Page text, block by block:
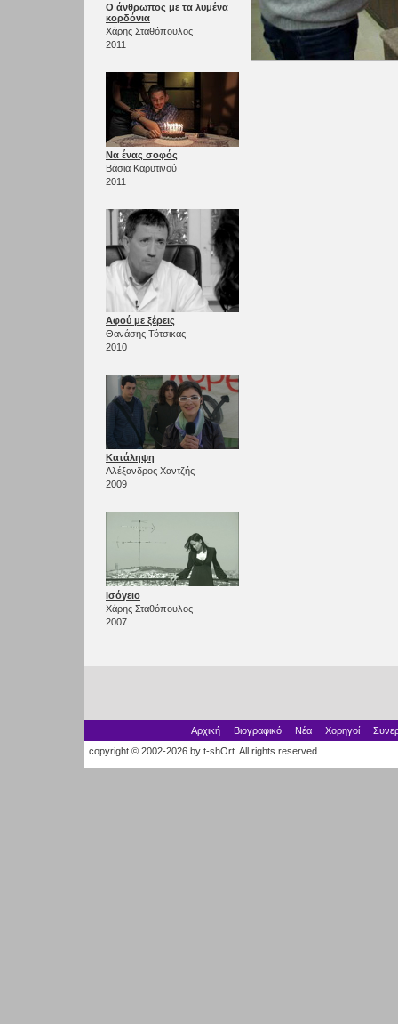
Ο άνθρωπος με τα λυμένα
κορδόνια
Χάρης Σταθόπουλος
2011
Να ένας σοφός
Βάσια Καρυτινού
2011
Αφού με ξέρεις
Θανάσης Τότσικας
2010
Κατάληψη
Αλέξανδρος Χαντζής
2009
Ισόγειο
Χάρης Σταθόπουλος
2007
Αρχική Βιογραφικό Νέα Χορηγοί
copyright © 2002-2026 by t-shOrt. All rights reserved.